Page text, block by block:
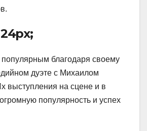
благодаря своему
дуэте с Михаилом
выступления на сцене и в
популярность и успех